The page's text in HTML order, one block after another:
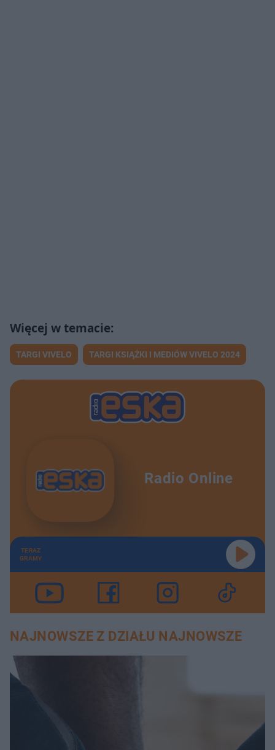
TARGI VIVELO TARGI KSIĄŻKI I MEDIÓW VIVELO 2024
Radio Online
TERAZ
GRAMY
NAJNOWSZE Z DZIAŁU NAJNOWSZE